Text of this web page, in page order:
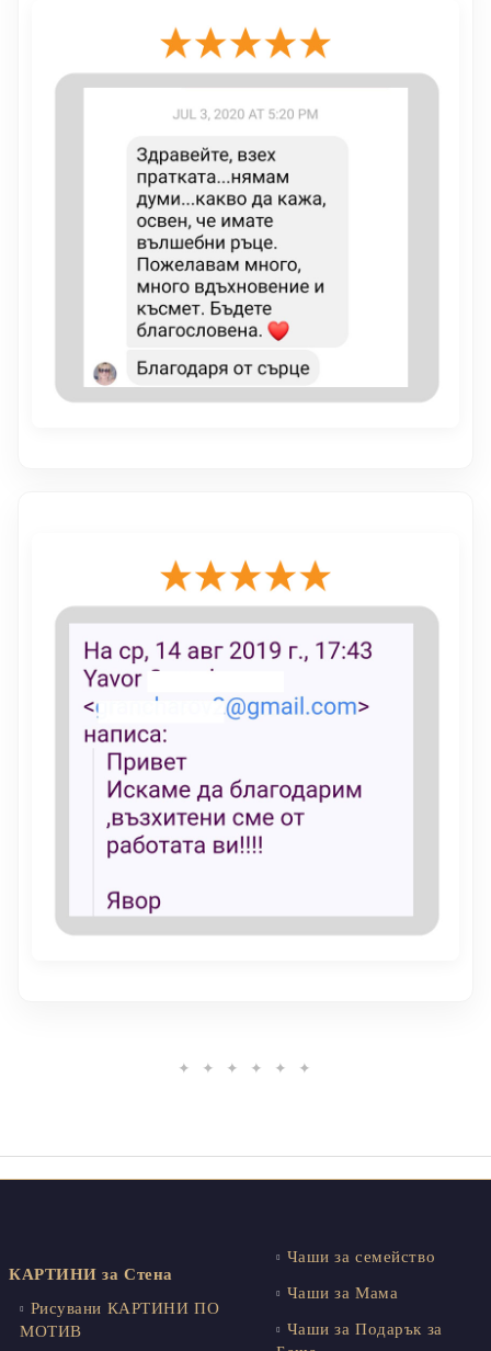
✦ ✦ ✦ ✦ ✦ ✦
КАРТИНИ за Стена
Рисувани КАРТИНИ ПО
МОТИВ
Чаши за семейство
Чаши за Мама
Чаши за Подарък за